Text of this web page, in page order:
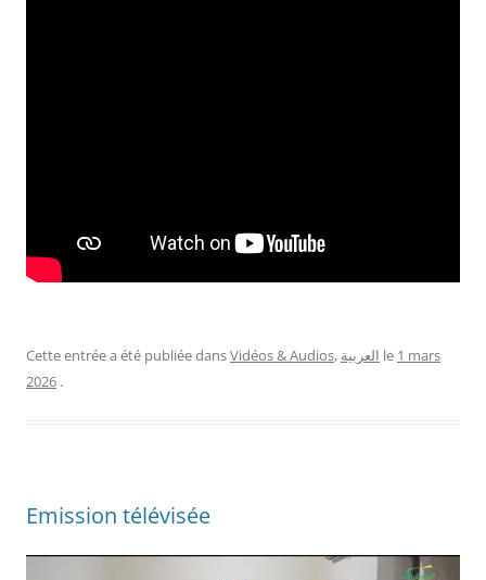
Cette entrée a été publiée dansVidéos & Audios, العربية le 1 mars
2026 .
Emission télévisée